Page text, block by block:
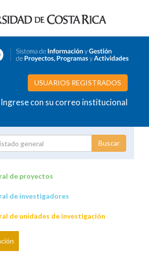
USUARIOS REGISTRADOS
Ingrese con su correo institucional
investigación
de proyectos
de investigadores
de unidades de investigación